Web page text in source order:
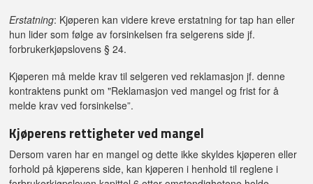
Erstatning: Kjøperen kan videre kreve erstatning for tap han eller
hun lider som følge av forsinkelsen fra selgerens side jf.
forbrukerkjøpslovens § 24.
Kjøperen må melde krav til selgeren ved reklamasjon jf. denne
kontraktens punkt om "Reklamasjon ved mangel og frist for å
melde krav ved forsinkelse”.
Kjøperens rettigheter ved mangel
Dersom varen har en mangel og dette ikke skyldes kjøperen eller
forhold på kjøperens side, kan kjøperen i henhold til reglene i